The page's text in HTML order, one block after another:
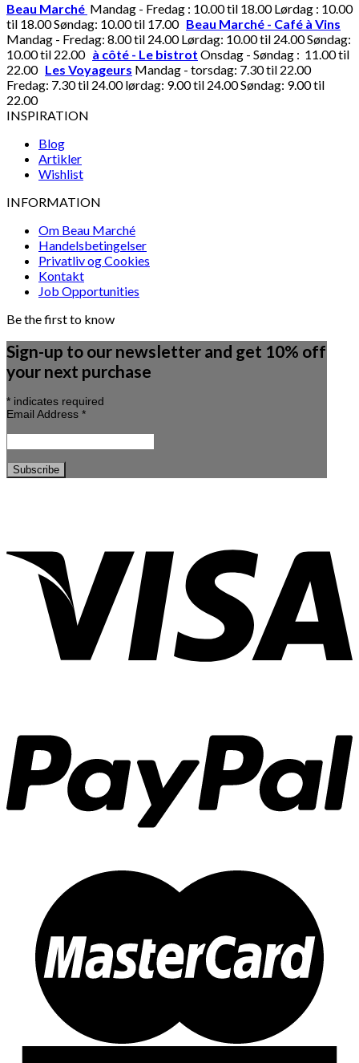
Beau Marché Mandag - Fredag : 10.00 til 18.00 Lørdag : 10.00
til 18.00 Søndag: 10.00 til 17.00 Beau Marché - Café à Vins
Mandag - Fredag: 8.00 til 24.00 Lørdag: 10.00 til 24.00 Søndag:
10.00 til 22.00 à côté - Le bistrot Onsdag - Søndag : 11.00 til
22.00 Les Voyageurs Mandag - torsdag: 7.30 til 22.00
Fredag: 7.30 til 24.00 lørdag: 9.00 til 24.00 Søndag: 9.00 til
22.00
INSPIRATION
Blog
Artikler
Wishlist
INFORMATION
Om Beau Marché
Handelsbetingelser
Privatliv og Cookies
Kontakt
Job Opportunities
Be the first to know
Sign-up to our newsletter and get 10% off
your next purchase
* indicates required
Email Address *